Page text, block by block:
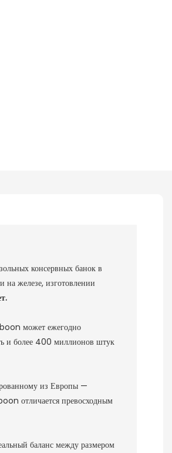
консервных банок в
железе, изготовлении
может ежегодно
и более 400 миллионов штук
из Европы —
отличается превосходным
баланс между размером